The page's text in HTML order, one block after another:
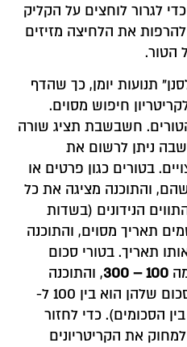
לגרור לוחצים על הקליק
את הלחיצה מזיזים
הטור.
תנועות יומן, כך שהדף
חיפוש מסוים.
חשבשבת תציג שורה
ניתן לרשום את
בטורים כגון פרטים או
והתוכנה מציגה את כל
הנידונים (בשדות
תאריך מסוים, והתוכנה
תאריך. בטורי סכום
100 – 300
, והתוכנה
מציגה את כל התנועות שהסכום שלהן הוא בין 100 ל-
בין הסכומים). כדי לחזור
את הקריטריונים